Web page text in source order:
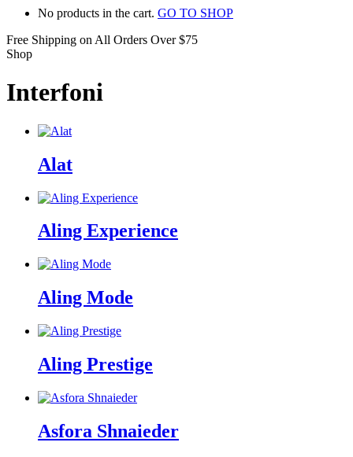
No products in the cart. GO TO SHOP
Free Shipping on All Orders Over $75
Shop
Interfoni
Alat
Aling Experience
Aling Mode
Aling Prestige
Asfora Shnaieder